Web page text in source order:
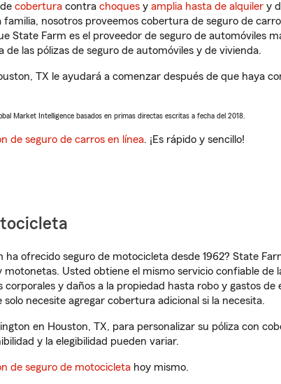
cobertura contra choques y amplia hasta de alquiler y
familia, nosotros proveemos cobertura de seguro de
State Farm es el proveedor de seguro de automóviles
de las pólizas de seguro de automóviles y de vivienda.
TX le ayudará a comenzar después de que haya
Market Intelligence basados en primas directas escritas a fecha del 2018.
de seguro de carros en línea. ¡Es rápido y sencillo!
ha ofrecido seguro de motocicleta desde 1962? State
motonetas. Usted obtiene el mismo servicio confiable de
corporales y daños a la propiedad hasta robo y gastos
solo necesite agregar cobertura adicional si la necesita.
en Houston, TX, para personalizar su póliza con
y la elegibilidad pueden variar.
de seguro de motocicleta hoy mismo.